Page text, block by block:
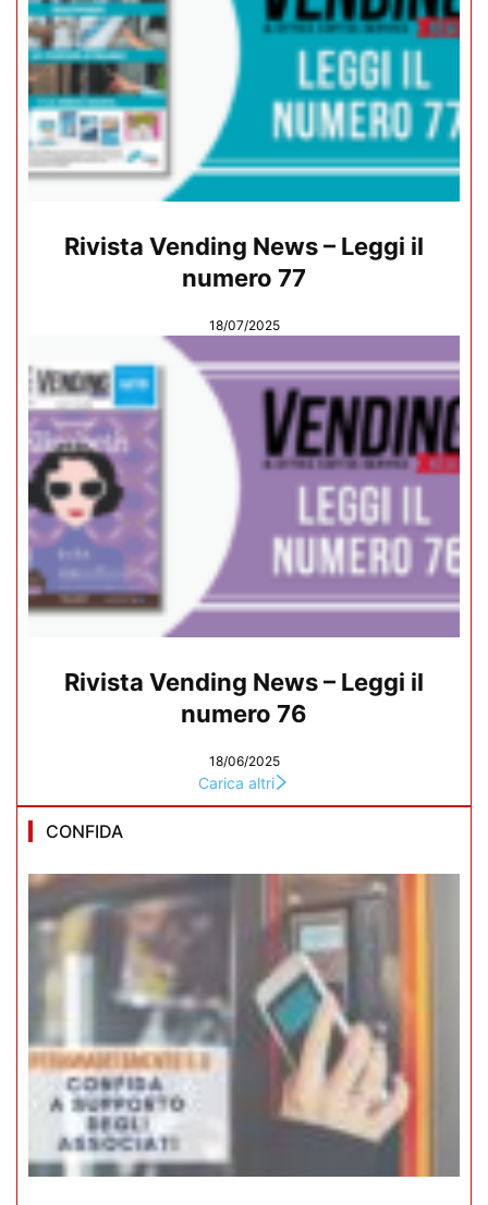
Rivista Vending News – Leggi il
numero 77
18/07/2025
Rivista Vending News – Leggi il
numero 76
18/06/2025
Carica altri
CONFIDA